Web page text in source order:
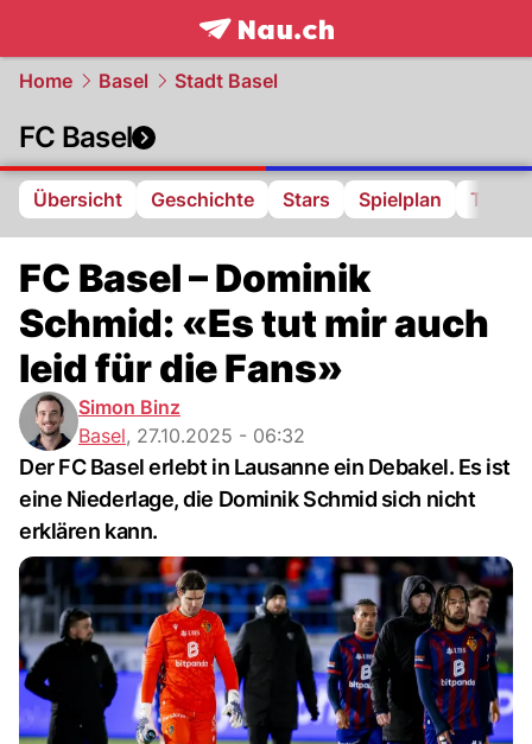
frontpage.NAU.ch
Home Basel Stadt Basel
FC Basel
Übersicht Geschichte Stars Spielplan
FC Basel – Dominik
Schmid: «Es tut mir auch
leid für die Fans»
Simon Binz
Basel, 27.10.2025 - 06:32
Der FC Basel erlebt in Lausanne ein Debakel. Es ist
eine Niederlage, die Dominik Schmid sich nicht
erklären kann.